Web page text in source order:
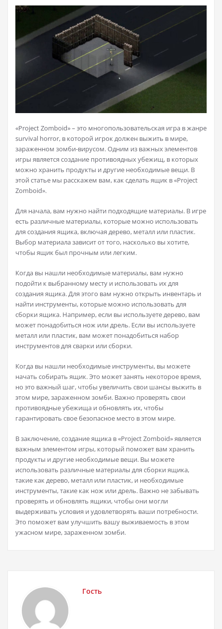
«Project Zomboid» – это многопользовательская игра в жанре
survival horror, в которой игрок должен выжить в мире,
зараженном зомби-вирусом. Одним из важных элементов
игры является создание противоядных убежищ, в которых
можно хранить продукты и другие необходимые вещи. В
этой статье мы расскажем вам, как сделать ящик в «Project
Zomboid».
Для начала, вам нужно найти подходящие материалы. В игре
есть различные материалы, которые можно использовать
для создания ящика, включая дерево, металл или пластик.
Выбор материала зависит от того, насколько вы хотите,
чтобы ящик был прочным или легким.
Когда вы нашли необходимые материалы, вам нужно
подойти к выбранному месту и использовать их для
создания ящика. Для этого вам нужно открыть инвентарь и
найти инструменты, которые можно использовать для
сборки ящика. Например, если вы используете дерево, вам
может понадобиться нож или дрель. Если вы используете
металл или пластик, вам может понадобиться набор
инструментов для сварки или сборки.
Когда вы нашли необходимые инструменты, вы можете
начать собирать ящик. Это может занять некоторое время,
но это важный шаг, чтобы увеличить свои шансы выжить в
этом мире, зараженном зомби. Важно проверять свои
противоядные убежища и обновлять их, чтобы
гарантировать свое безопасное место в этом мире.
В заключение, создание ящика в «Project Zomboid» является
важным элементом игры, который поможет вам хранить
продукты и другие необходимые вещи. Вы можете
использовать различные материалы для сборки ящика,
такие как дерево, металл или пластик, и необходимые
инструменты, такие как нож или дрель. Важно не забывать
проверять и обновлять ящики, чтобы они могли
выдерживать условия и удовлетворять ваши потребности.
Это поможет вам улучшить вашу выживаемость в этом
ужасном мире, зараженном зомби.
Гость